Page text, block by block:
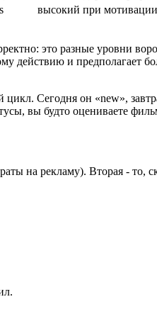
высокий при мотивации
это разные уровни
действию и предполагает
Сегодня он «new»,
вы будто оцениваете
на рекламу). Вторая - то,